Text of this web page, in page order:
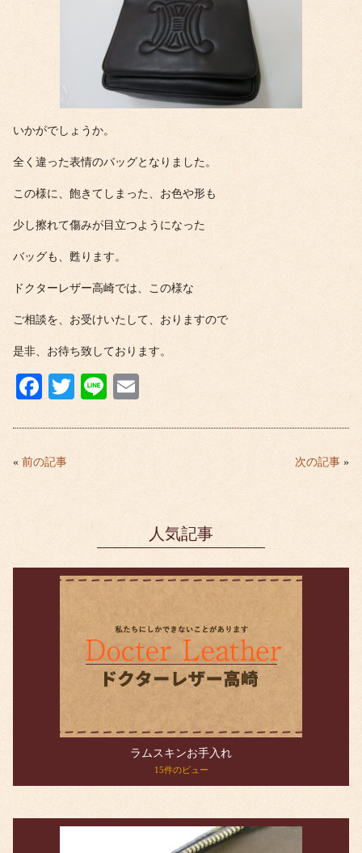
いかがでしょうか。
全く違った表情のバッグとなりました。
この様に、飽きてしまった、お色や形も
少し擦れて傷みが目立つようになった
バッグも、甦ります。
ドクターレザー高崎では、この様な
ご相談を、お受けいたして、おりますので
是非、お待ち致しております。
Fa
bo
ok
T
tte
Li
ail
« 前の記事 次の記事 »
人気記事
ラムスキンお手入れ
15件のビュー